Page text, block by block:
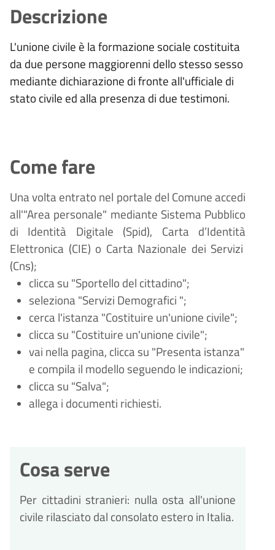
Descrizione
L'unione civile è la formazione sociale costituita
da due persone maggiorenni dello stesso sesso
mediante dichiarazione di fronte all'ufficiale di
stato civile ed alla presenza di due testimoni.
Come fare
Una volta entrato nel portale del Comune accedi
all'"Area personale" mediante Sistema Pubblico
di Identità Digitale (Spid), Carta d’Identità
Elettronica (CIE) o Carta Nazionale dei Servizi
(Cns);
clicca su "Sportello del cittadino";
seleziona "Servizi Demografici ";
cerca l'istanza "Costituire un'unione civile";
clicca su "Costituire un'unione civile";
vai nella pagina, clicca su "Presenta istanza"
e compila il modello seguendo le indicazioni;
clicca su "Salva";
allega i documenti richiesti.
Cosa serve
Per cittadini stranieri: nulla osta all'unione
civile rilasciato dal consolato estero in Italia.